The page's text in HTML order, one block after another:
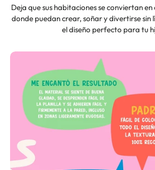
Deja que sus habitaciones se conviertan
donde puedan crear, soñar y divertirse sin
el diseño perfecto para tu